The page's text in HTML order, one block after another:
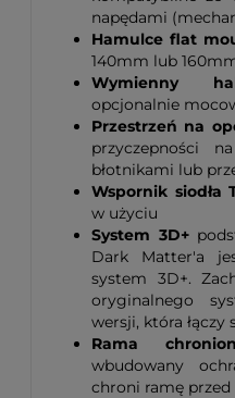
napędami
Hamulce flat
140mm lub
Wymienny
opcjonalnie
Przestrzeń na
przyczepności
błotnikami lub
Wspornik siodła
w użyciu
System 3D+
Dark Matter'a
system 3D+.
oryginalnego
wersji, która łączy
Rama
wbudowany
chroni ramę przed